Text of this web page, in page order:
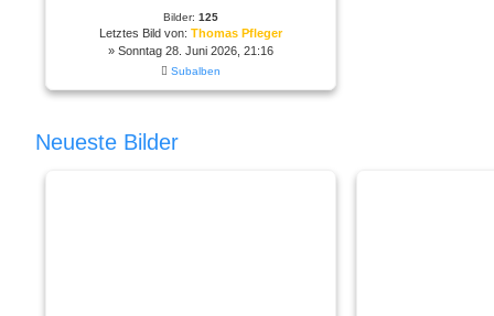
Bilder: 125
Letztes Bild von: Thomas Pfleger
» Sonntag 28. Juni 2026, 21:16
Subalben
Neueste Bilder